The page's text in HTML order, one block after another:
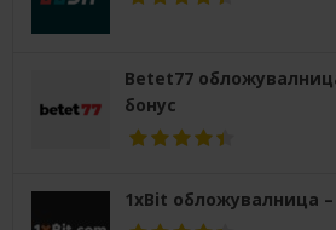
Betet77
бонус
1xBit обложувалница –